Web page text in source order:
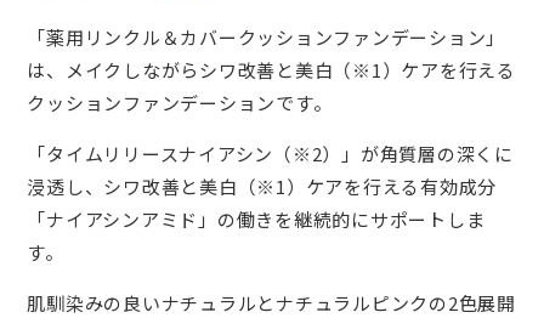
「薬用リンクル＆カバークッションファンデーション」
は、メイクしながらシワ改善と美白（※1）ケアを行える
クッションファンデーションです。
「タイムリリースナイアシン（※2）」が角質層の深くに
浸透し、シワ改善と美白（※1）ケアを行える有効成分
「ナイアシンアミド」の働きを継続的にサポートしま
す。
肌馴染みの良いナチュラルとナチュラルピンクの2色展開